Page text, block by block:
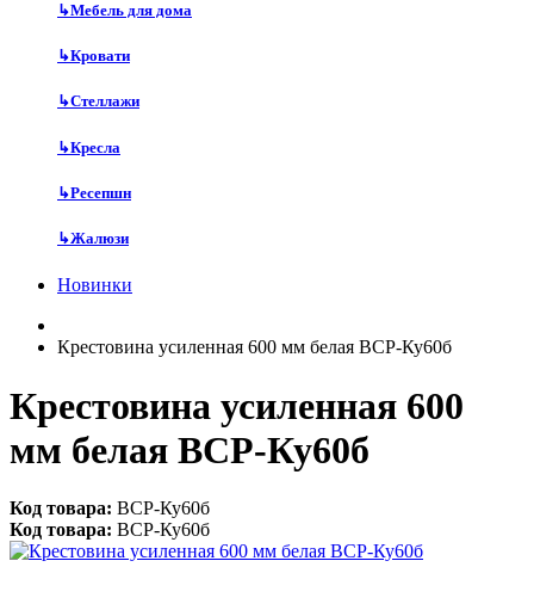
↳Мебель для дома
↳Кровати
↳Стеллажи
↳Кресла
↳Ресепшн
↳Жалюзи
Новинки
Крестовина усиленная 600 мм белая ВСР-Ку60б
Крестовина усиленная 600
мм белая ВСР-Ку60б
Код товара: ВСР-Ку60б
Код товара: ВСР-Ку60б